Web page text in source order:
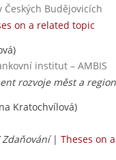
Českých Budějovicích
on a related topic
institut – AMBIS
rozvoje měst a
Kratochvílová)
| Theses on